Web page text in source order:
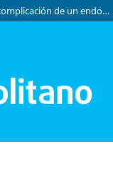
Absceso tubo-ovárico espontáneo como complicación de un endometrioma: reporte de caso